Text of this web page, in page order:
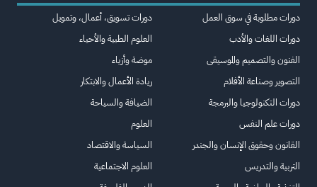
دورات مطلوبة في سوق العمل
دورات اللغات والأدب
الفنون والتصميم والموسيقى
التصوير وصناعة الأفلام
دورات التكنولوجيا والبرمجة
دورات علم النفس
القانون وحقوق الإنسان والجندر
التربية والتدريس
دورات تسويق، أعمال، وتمويل
العلوم الطبية والأحياء
موضة وأزياء
ريادة الأعمال والابتكار
الضيافة والسياحة
العلوم
السياسة والاقتصاد
العلوم الاجتماعية